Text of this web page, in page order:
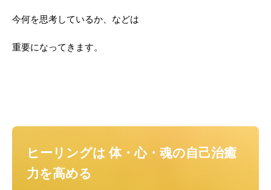
今何を思考しているか、などは
重要になってきます。
ヒーリングは 体・心・魂の自己治癒
力を高める